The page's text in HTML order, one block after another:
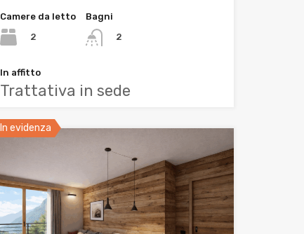
Camere da letto
2
Bagni
2
In affitto
Trattativa in sede
In evidenza